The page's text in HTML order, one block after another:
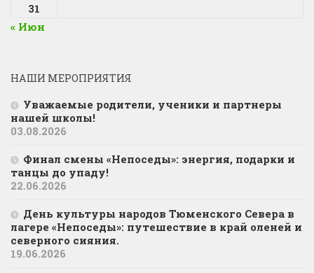
31
« Июн
НАШИ МЕРОПРИЯТИЯ
Уважаемые родители, ученики и партнеры
нашей школы!
03.08.2026
Финал смены «Непоседы»: энергия, подарки и
танцы до упаду!
22.06.2026
День культуры народов Тюменского Севера в
лагере «Непоседы»: путешествие в край оленей и
северного сияния.
19.06.2026